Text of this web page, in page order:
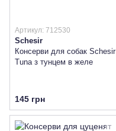
Артикул: 712530
Schesir
Консерви для собак Schesir
Tuna з тунцем в желе
145 грн